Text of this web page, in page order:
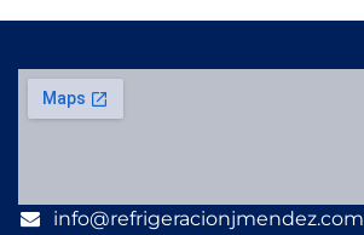
info@refrigeracionjmendez.com